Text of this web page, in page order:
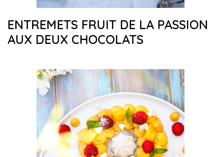
ENTREMETS FRUIT DE LA PASSION
AUX DEUX CHOCOLATS